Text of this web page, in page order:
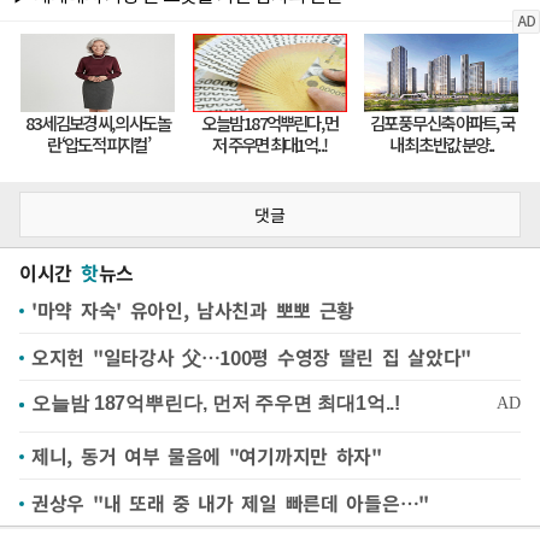
댓글
이시간 핫뉴스
'마약 자숙' 유아인, 남사친과 뽀뽀 근황
오지헌 "일타강사 父…100평 수영장 딸린 집 살았다"
제니, 동거 여부 물음에 "여기까지만 하자"
권상우 "내 또래 중 내가 제일 빠른데 아들은…"